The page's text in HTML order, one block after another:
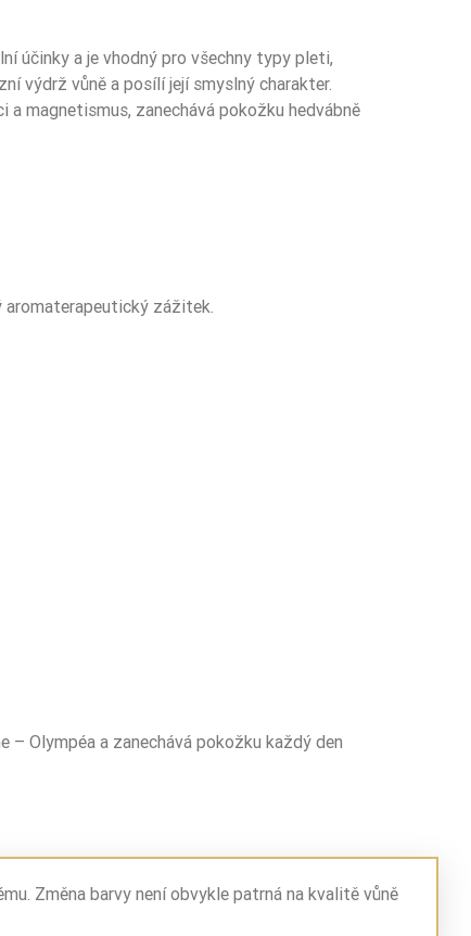
účinky a je vhodný pro všechny typy pleti,
výdrž vůně a posílí její smyslný charakter.
a magnetismus, zanechává pokožku hedvábně
aromaterapeutický zážitek.
– Olympéa a zanechává pokožku každý den
Změna barvy není obvykle patrná na kvalitě vůně